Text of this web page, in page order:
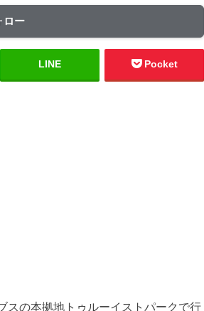
ロー
LINE Pocket
スの本拠地トゥルーイストパークで行